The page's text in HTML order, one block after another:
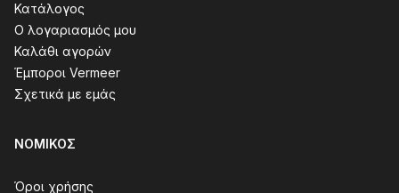
Κατάλογος
Ο λογαριασμός μου
Καλάθι αγορών
Έμποροι Vermeer
Σχετικά με εμάς
ΝΟΜΙΚΌΣ
Όροι χρήσης